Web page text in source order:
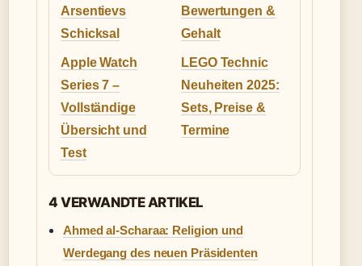
Arsentievs
Schicksal
Bewertungen &
Gehalt
Apple Watch
Series 7 –
Vollständige
Übersicht und
Test
LEGO Technic
Neuheiten 2025:
Sets, Preise &
Termine
4 VERWANDTE ARTIKEL
Ahmed al-Scharaa: Religion und
Werdegang des neuen Präsidenten